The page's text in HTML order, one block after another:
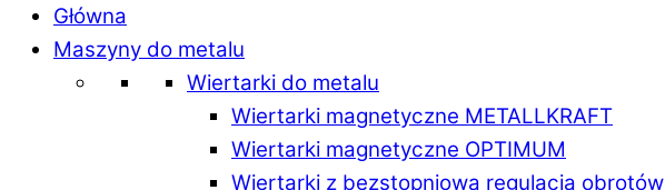
Główna
Maszyny do metalu
Wiertarki do metalu
Wiertarki magnetyczne METALLKRAFT
Wiertarki magnetyczne OPTIMUM
Wiertarki z bezstopniową regulacją obrotów